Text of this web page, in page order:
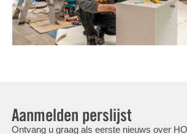
Aanmelden perslijst
Ontvang u graag als eerste nieuws over